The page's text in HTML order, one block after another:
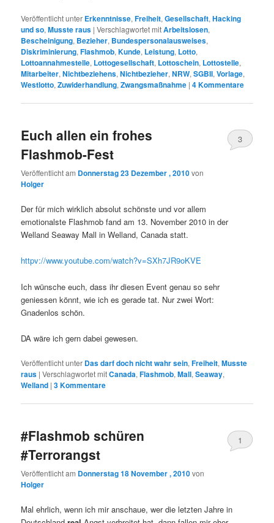
Veröffentlicht unter Erkenntnisse,Freiheit,Gesellschaft,Hacking
und so,Musste raus |Verschlagwortet mitArbeitslosen,
Bescheinigung, Bezieher, Bundespersonalausweises,
Diskriminierung,Flashmob,Kunde, Leistung, Lotto,
Lottoannahmestelle, Lottogesellschaft, Lottoschein, Lottostelle,
Mitarbeiter,Nichtbeziehens,Nichtbezieher,NRW,SGBII,Vorlage,
Westlotto,Zuwiderhandlung,Zwangsmaßnahme |4Kommentare
Euch allen ein frohes
Flashmob-Fest
Veröffentlicht am Donnerstag 23 Dezember , 2010von
Holger
3
Der für mich wirklich absolut schönste und vor allem
emotionalste Flashmob fand am 13. November 2010 in der
Welland Seaway Mall in Welland, Canada statt.
httpv://www.youtube.com/watch?v=SXh7JR9oKVE
Ich wünsche euch, dass ihr diesen Event genau so sehr
geniessen könnt, wie ich es gerade tat. Nur zwei Wort:
Gnadenlos schön.
DA wäre ich gern dabei gewesen.
Veröffentlicht unter Das darf doch nicht wahr sein,Freiheit,Musste
raus |Verschlagwortet mitCanada,Flashmob,Mall,Seaway,
Welland |3Kommentare
#Flashmob schüren
#Terrorangst
Veröffentlicht am Donnerstag 18 November , 2010von
Holger
1
Mal ehrlich, wenn ich mir anschaue, wer die letzten Jahre in